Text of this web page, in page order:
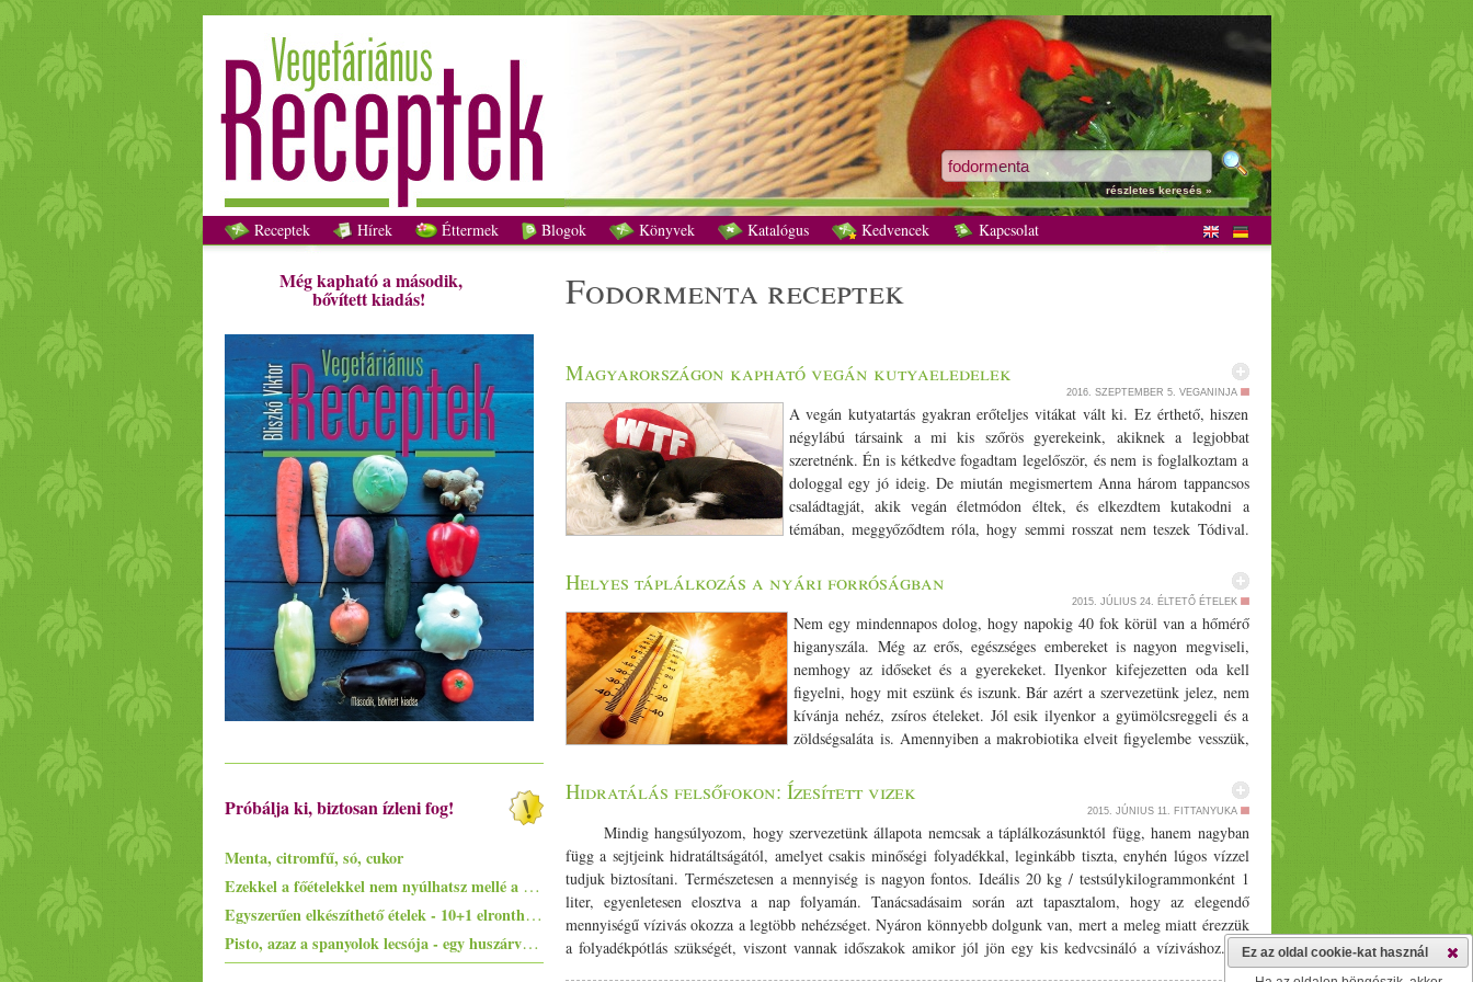
fodormenta receptek - Vegetáriánus receptek
részletes keresés »
Receptek Hírek Éttermek Blogok Könyvek Katalógus Kedvencek Kapcsolat
Még kapható a második,
bővített kiadás!
Próbálja ki, biztosan ízleni fog!
Menta, citromfű, só, cukor
Ezekkel a főételekkel nem nyúlhatsz mellé a hőségben - 5+1 kánikularecept
Egyszerűen elkészíthető ételek - 10+1 elronthatatlan recept kezdő konyhatündéreknek
Pisto, azaz a spanyolok lecsója - egy huszárvágással tesszük laktatóbbá
fodormenta receptek
Magyarországon kapható vegán kutyaeledelek
2016. SZEPTEMBER 5. VEGANINJA
A vegán kutyatartás gyakran erőteljes vitákat vált ki. Ez érthető, hiszen négylábú társaink a mi kis szőrös gyerekeink, akiknek a legjobbat szeretnénk. Én is kétkedve fogadtam legelőször, és nem is foglalkoztam a dologgal egy jó ideig. De miután megismertem Anna három tappancsos családtagját, akik vegán életmódon éltek, és elkezdtem kutakodni a témában, meggyőződtem róla, hogy semmi rosszat nem teszek Tódival. Azóta sok vegán kutyával találkoztam, és eddig még senkitől nem hallottam negatív tapasztalatot. Az első hónapokban különösen odafigyeltem minden szokatlan dologra, de nem hogy romlást nem tapasztaltam, Tódi gyomorsav-problémája is megszűnt, vérképe csodás, 13,5 éves, de rendszeresen 6-8 évesnek nézik. Idősebb vagy túlsúlyos kutyáknak, emésztési illetve szőr- és bőrproblémák esetén egyébként is ajánlott a növényi étrend a könnyen emészthető tápanyagok és a nagyobb mennyiségű rost miatt, allergia esetén pedig a hipoallergén tápok nélkülözhetetlenek. Persze csodát nem tesz ez az étrend sem, nem minden meglévő problémája múlt el, és az idő sajnos neki is fehéríti a pofiját, de egészségi állapota korához képest több mint kielégítő. Miért vegán? De miért vegán? Az elv egyszerű: bár szőrös gyerekeink számunkra sokkal fontosabbak, mint a többi állat, de ahogyan nem vernénk meg egy másik gyereket, hogy a játékait elvegyük, és saját gyerekeinknek adjuk, így más állatok életét sem vesszük el, hogy a családtagjainkat tápláljuk. Szerencsére erre nincs is szükség. Jó ez a kutyának? A kutyák már nem farkasok, emésztésük (és valljuk be, mindenük) óriási mértékben átalakult, mióta velünk élnek. A növényi tápok jelenléte önmagában is azt sugallja, hogy van rá igény (és biztos vagyok benne, hogy nem az “elvetemült vegánok” miatt, mert a vegánok közül sem mindenki eteti vegánul a kutyáját), az allergiás, szőrproblémás és egyéb egészségügyi esetek sajnos egyáltalán nem ritkák. A tápokat szintetikus vitaminokkal dúsítják, legyen szó bármelyik tápról (kivéve talán a legolcsóbbakat), tehát az nem újdonság, hogy ezeket nem csak a “vadonban” lehet megszerezni. A makrotápanyagok (szénhidrát, fehérje, zsír) pedig, az összes aminosavval együtt megtalálható a növényekben. Az olcsóbb és közepesen drága húsos tápokba “emberi fogyasztásra nem alkalmas” húsok és egyéb állati és növényi anyagok kerülnek. Ez jelenthet sok mindent, de nem sok jót. Beteg, daganatos állatok, kicsit romlott hús, nem fogyasztható testrészek, szervek (pl. tisztítatlan belek), csontok lisztté őrölve, gyepmesteri telepeken meghalt állatok testei. Ezen kívül olyan adalékanyagokkal “dúsítják” az eledeleket, amik súlyos, akár halálos megbetegedésekhez vezetnek. Mégis, szinte senkit nem érdekel, ha valaki ilyen hulladékkal eteti a kutyáit. Nyilván van, akinek ennél nem telik többre, de sokan csak nem szánnak rá többet, “jólvanaz”. Ezzel szemben a jól megtervezett, bio vegán táp etetése miatt rögtön “állatkínzót” kiált a nép. Éppen arra, aki nem kínoz senkit, ezzel szemben napokat öl bele a tájékozódásba annak érdekében, hogy mindenkinek a legjobb legyen. A drágább húsos tápokon már sok esetben fel van tüntetve, hogy (kizárólag) emberi fogyasztásra alkalmas húst tartalmaz. Ez viszont azt is jelenti, hogy csak és kizárólag “háziállatok” etetése céljából ölnek meg “haszonállatokat”, nem a melléktermékeket használják fel. De ezek a kategóriák csak a fejünkben léteznek, a malacok okosabbak, mint a kutyák, a szarvasmarhák komplex társas kapcsolatokat tartanak fenn, a tyúkok pedig kb. egy 10 hónapos embergyerek értelmi szintjén vannak. Persze nem a képességeik alapján kellene az élethez való jogukat meghatározni, de így könnyebb elképzelni, mennyire félnek ők is a haláltól, és élni akarnak. További vegán kutyák listája angolul. Állatkísérletek Fontos még szót ejteni az állatkísérletekről. Sajnos nem arról van szó, hogy pár kutyát megkérnek, hogy kóstolják meg az új formulát, ízlik-e nekik. Az egyik állatkísérlet során 24 fiatal kutyának eltávolították az egyik veséjét, majd a bal veséjüket részlegesen szétroncsolták, hogy megállapítsák, a protein hogyan befolyásolja a vesebeteg kutyákat. Nyolc kutya pusztult el ebben a vesekísérletben. Forrás: Origo Állatkísérletes tápok pl.: Hills Pet Nutrition (Colgate-Palmolive), Whiskas, Pedigree, Royal Canin, Sheba, Cesar, Kitekat, Frolic, Chappi, Trill (Mars), Iams, Eukanuba (Procter & Gamble), Tix, Ko-Kra, Romeo, Schnuvki, Chico, Premium, Rufus, Tropic, Purina (Nestlé Purina) És végül a lényeg: a Magyarországon kapható vegán és vegetáriánus tápok, amiket kipróbáltunk, és amiket (még) nem. Yarrah Bio Vegán Amit legelőször kipróbáltunk, az a Yarrah Bio márkájú kutyaeledel. Normál méretű, világos színű és kevéssé olajos kinézetű. Nálunk elfogyott, de láthatóan nem ez volt a kedvence Tódinak. Ennek ellenére olvastam olyan beszámolókat is, ahol a finnyás kutya imádta. A nedves tápjukat és a kutyakekszet viszont nagyon szereti Tódi, ezekről lejjebb olvashatsz. - Állatkísérlet-mentes cég - Hipoallergén táp - 100% vegán Összetevők: Gabona* (búza*, kukorica*), növényi melléktermékek*, (napraforgómag*, búzadara*), szójabab*, élesztő, ásványi anyagok. * = Ellenőrzött biológiai termesztésből, Skal 1301 Adalékanyagok: Tápértékkel rendelkező adalékanyagok: A-vitamin (15.000 NE/­­kg), D2-vitamin (1.500 NE/­­kg), E-vitamin [DL-alfa-tokoferol-acetát] (120 NE/­­kg. Kiszerelések: 10 kg Ár/­­kg: 1100 Ft Itt rendelheted meg: Zooplus.hu Pitti Boris Vega Közepesen sötét barna színű táp, olajosabb, mint a Yarrah. Tartalmaz D3-Vitamint, amit gyakran gyapjúból vonnak ki, a gyapjú megszerzése pedig sajnos egy rendkívül erőszakos folyamat (videó erősebb idegzetűeknek). Erről, és az állatkísérletekről megkérdeztem őket, update várható. Sok vitamint tartalmaz, és némi cukorrépát is, amit a kutyák szeretnek, de hogy jó-e nekik, az kétséges. Összetevők: Gabona, növényi fehérjekivonatok, növényi melléktermékek, olajok és zsírok, ásványok, magvak, élesztők, cukor. Nyersanyagok: Kukoricaglutén (kb. 25%), rizs (kb. 22%), kukorica (kb. 19%), árpa (kb. 15%), rizs-takarmányliszt (kb. 9%), ásványi anyagok (mono-kalcium-foszfát, kalcium-karbonát, nátrium-klorid, kálium.klorid), kukoricaolaj, lenmag, cukorrépa-apríték, élesztők, hidrolizált élesztő-kivoantok, inulin. Adalékanyagok: Tápértékkel rendelkező adalékanyagok: A-vitamin (14.040 NE/­­kg), D3-vitamin (1.400 NE/­­kg), C-vitamin (50 mg/­­kg), E-vitamin (150 mg/­­kg), B1-vitamin (3,8 mg/­­kg), B2-vitamin (5,1 mg/­­kg), B6-vitamin (3,7 mg/­­kg), B12-vitamin (27 mcg/­­kg), nikotinsav (42,1 mg/­­kg), d-pantotens (18,7 mg/­­kg), biotin (675 mcg/­­kg), kolin-klorid (675 mg/­­kg), folsav (0,9 mg/­­kg), mangán mint mangán-(II)-oxid (36 mg/­­kg), réz mint réz-(II)-szulfát (10 mg/­­kg), cink mint cink-oxid (135 mg/­­kg), vas mint vas-(II)-szulfát (90 mg/­­kg), kobalt mint kobalt-(II)-szulfát (1 mg/­­kg), jód mint kálium-jodid (1 mg/­­kg), szelén mint nátrium-szelenit (0,2 mg/­­kg), lecitin (3 g/­­kg). Kiszerelés: 15 kg Ár/­­kg: 700 Ft Itt rendelheted meg: Zooplus.hu Trainer Fitness 3 Vegetal Ez a legzsírosabb és a legsötétebb színű a 3 közül, Tódi szereti. - Gabonamentes - Állatkísérlet-mentes - Gyümölcsökkel és gyógynövényekkel Összetevők: Burgonya (45%), borsófehérje, kukoricaolaj (10%), borsó (7%), burgonyafehérje, ásványi anyagok, lenmag, szárított spenót, bab (2,5%), vegetáriánus eredetű hidrolizált fehérje, FOS (frukto-oligo-szacharidok) (0,3%), ligno-cellulóz, ananász-szár szárazkivonat (0,1%), gojicserje szárazkivonat (0,05%), tengeri alga (schizochytrium spp.) (0,05%). Adalékanyagok/­­kg: Tápértékkel rendelkező adalékanyagok: A-vitamin (26.000 NE/­­kg), D3-vitamin (1.350 NE/­­kg), E-vitamin 555 (mg/­­kg), kolin-klorid (1.800 mg/­­kg), DL-metionin (4.100 mg/­­kg), réz-szulfát pentahidrát (50 mg/­­kg) [réz] (12,5 mg/­­kg), vas-karbonát (395 mg/­­kg) [vas] (150 mg/­­kg), vízmentes kalcium-jodát (25 mg/­­kg) [jód] (2,5 mg/­­kg), nátrium-szelenit (20 mg/­­kg) [szelén] (0,2 mg/­­kg), cink-oxid (265 mg/­­kg) [cink] (195 mg/­­kg), mangán-II-oxid (55 mg/­­kg) [mangán] (35 mg/­­kg). Kiszerelés: 12,5 kg Ár/­­kg: 1 063 Ft Itt rendelheted meg: Zooplus.hu Eledelporta.hu Green PetFood VeggieDog Több verziója létezik, itthon a normál és a csökkentett zsírtartalmú kapható. A tápban található D3 vitamin sajnos állati eredetű, de ezen igyekeznek változtatni. A cég nagyon törekszik a fenntartható megoldások népszerűsítésére. - Papír csomagolás - Öko felfogású vállalat - Gyümölcsökkel, gyógynövényekkel, algával Light (csökkentett zsírtartalmú): Zsírtartalma éppen a Yarrah és a Pitti Boris között van, színe sötétbarna, alakja lapos korong. Ha a D3-vitamin kérdése megoldódna, ez lenne a kedvenc tápunk, Tódi két másodperc alatt felszippantja az adagját, annyira ízlik neki. A szemek alakja miatt gyenge fogacskáival is el tudja őket roppantani, tele van vitaminokkal, a csomagolása pedig minden etetéskor jó érzéssel tölt el. Szakmai ártalom. :) Összetevők: Tönköly 20%, burgonyafehérje, teljes kiőrlésű kukorica, árpa, napraforgóolaj, csillagfürt 5% élesztő (részben hidrolizált), kukoricafehérje, réparost, ásványi anyagok, almarost, borsóliszt (természetes aminosav-forrás), növényi fehérje (hidrolizált). Adalékanyagok: Tápértékkel rendelkező adalékanyagok: A-vitamin (12.000 NE/­­kg), D3-vitamin (1.200 NE/­­kg), E-vitamin (130 mg/­­kg), B1-vitamin (10 mg/­­kg), B2-vitamin (15 mg/­­kg), B6-vitamin (15 mg/­­kg), B12-vitamin (70 mg/­­kg), C-vitamin (100 mg/­­kg), niacin (60 mg/­­kg), pantoténsav (40 mg/­­kg), folsav (4 mg/­­kg), L-karnitin (300 mg/­­kg), biotin (600 mcg/­­kg), taurin (1.000 mg/­­kg), vas (180 mg/­­kg), cink (160 mg/­­kg), mangán (16 mg/­­kg), réz (20 mg/­­kg), jód (2 mg/­­kg), szelén (0,25 mg/­­kg). Kiszerelés: 15 kg Ár/­­kg: 866 Ft Itt rendelheted meg: Zooplus.hu Gabonamentes: Világosbarna, hosszúkás szemek, zsírtartalma mint a Trainer Fitnessé. Ezt még nem próbáltuk, de nagyon szimpatikus az összetétele (a D3 vitamint leszámítva). Összetevők: Burgonya (szárít
Helyes táplálkozás a nyári forróságban
2015. JÚLIUS 24. ÉLTETŐ ÉTELEK
Nem egy mindennapos dolog, hogy napokig 40 fok körül van a hőmérő
higanyszála. Még az erős, egészséges embereket is nagyon megviseli,
nemhogy az időseket és a gyerekeket. Ilyenkor kifejezetten oda kell
figyelni, hogy mit eszünk és iszunk. Bár azért a szervezetünk jelez, nem
kívánja nehéz, zsíros ételeket. Jól esik ilyenkor a gyümölcsreggeli és a
zöldségsaláta is. Amennyiben a makrobiotika elveit figyelembe vesszük,
hatású ételeket fogyasszunk. Az édes, fanyar és a keserű ízeket helyezzük előtérbe. A sós, csípős, savanyú
ételek belülről fűtenek, jobb kerülni ezeket. Ugyanakkor az öt elem tana szerint kifejezetten jót tesznek a
csípős, erős fűszerezésű ételek , mert az első pillanatban valóban fokozzák a hőséget, de végső soron felszínre
hozzák és eloszlatják a test melegét. Ilyen fűszerek pl. a bors, chili, csípős paprika, gyömbér. Mit együnk? A
nyers gyümölcsöknek, zöldségeknek kifejezetten hűtő hatásuk van. Reggelire tökéletes egy gyümölcsreggeli,
vagy egy csírakása. A kolláth reggeli is kifejezetten hűtő hatású, hiszen szintén főzés nélkül készül el. Igazán
tápláló a zöld turmix, a gyümölcsös smoothie. Készítsünk ebédre nyers gyümölcsleveseket, főételként
együnk különböző gabonákat zöldségekkel (pl. raguval), főzelékeket. Nagyon jó hűtő hatása van a mungóbab
levesnek, mely Kínában mindennapos eledel. Vacsorára könnyű zöldsaláták nemcsak finomak, hanem
Hidratálás felsőfokon: Ízesített vizek
2015. JÚNIUS 11. FITTANYUKA
Mindig hangsúlyozom, hogy szervezetünk állapota nemcsak a táplálkozásunktól függ, hanem nagyban
függ a sejtjeink hidratáltságától, amelyet csakis minőségi folyadékkal, leginkább tiszta, enyhén lúgos vízzel
tudjuk biztosítani. Természetesen a mennyiség is nagyon fontos. Ideális 20 kg /­­ testsúlykilogrammonként 1
liter, egyenletesen elosztva a nap folyamán. Tanácsadásaim során azt tapasztalom, hogy az elegendő
mennyiségű vízivás okozza a legtöbb nehézséget. Nyáron könnyebb dolgunk van, mert a meleg miatt érezzük
a folyadékpótlás szükségét, viszont vannak időszakok amikor jól jön egy kis kedvcsináló a víziváshoz. Az
alábbi tippek, receptek, ötletek, hogyan hozzuk meg kedvünket a vízíváshoz és bizonyos összetevők
Ez az oldal cookie-kat használ